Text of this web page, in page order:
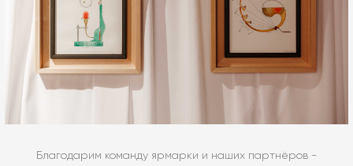
Благодарим команду ярмарки и наших партнёров -